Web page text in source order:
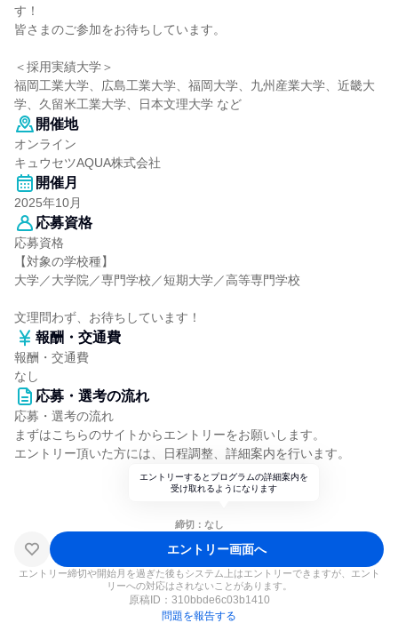
す！
皆さまのご参加をお待ちしています。
＜採用実績大学＞
福岡工業大学、広島工業大学、福岡大学、九州産業大学、近畿大
学、久留米工業大学、日本文理大学 など
開催地
オンライン
キュウセツAQUA株式会社
開催月
2025年10月
応募資格
応募資格
【対象の学校種】
大学／大学院／専門学校／短期大学／高等専門学校
文理問わず、お待ちしています！
報酬・交通費
報酬・交通費
なし
応募・選考の流れ
応募・選考の流れ
まずはこちらのサイトからエントリーをお願いします。
エントリー頂いた方には、日程調整、詳細案内を行います。
エントリーするとプログラムの詳細案内を
受け取れるようになります
締切：なし
エントリー画面へ
エントリー締切や開始月を過ぎた後もシステム上はエントリーできますが、エント
リーへの対応はされないことがあります。
原稿ID： 310bbde6c03b1410
問題を報告する